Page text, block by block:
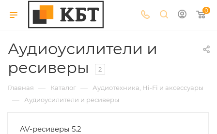
0
Аудиоусилители и
ресиверы
2
Главная — Каталог — Аудиотехника, Hi-Fi и аксессуары
— Аудиоусилители и ресиверы
AV-ресиверы 5.2